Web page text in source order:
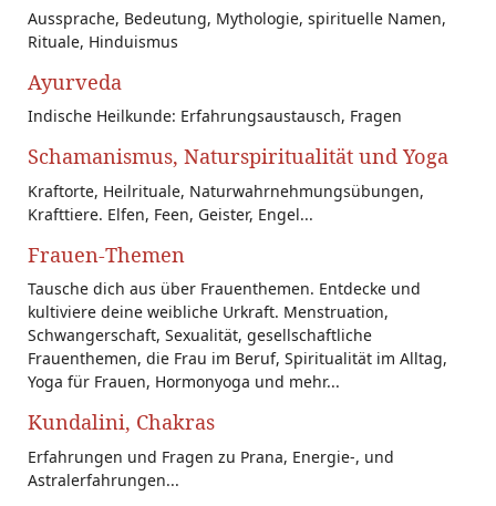
Aussprache, Bedeutung, Mythologie, spirituelle Namen,
Rituale, Hinduismus
Ayurveda
Indische Heilkunde: Erfahrungsaustausch, Fragen
Schamanismus, Naturspiritualität und Yoga
Kraftorte, Heilrituale, Naturwahrnehmungsübungen,
Krafttiere. Elfen, Feen, Geister, Engel...
Frauen-Themen
Tausche dich aus über Frauenthemen. Entdecke und
kultiviere deine weibliche Urkraft. Menstruation,
Schwangerschaft, Sexualität, gesellschaftliche
Frauenthemen, die Frau im Beruf, Spiritualität im Alltag,
Yoga für Frauen, Hormonyoga und mehr...
Kundalini, Chakras
Erfahrungen und Fragen zu Prana, Energie-, und
Astralerfahrungen...